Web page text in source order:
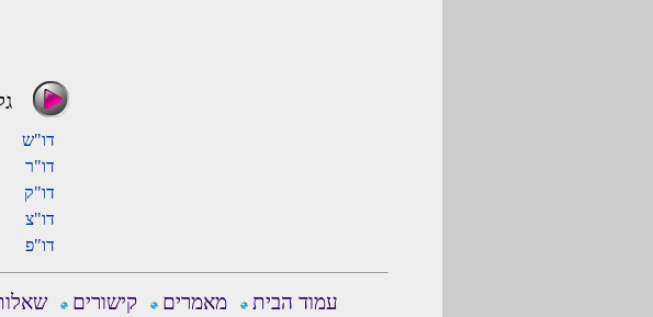
דו"ש
דו"ר
דו"ק
דו"צ
דו"פ
עמוד הבית מאמרים קישורים